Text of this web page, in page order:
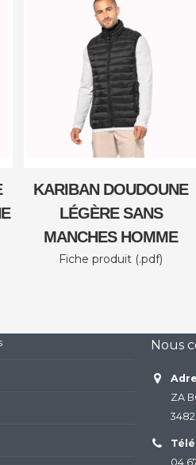
KARIBAN DOUDOUNE
LÉGÈRE SANS
MANCHES HOMME
Fiche produit (.pdf)
Nous
ZA
04